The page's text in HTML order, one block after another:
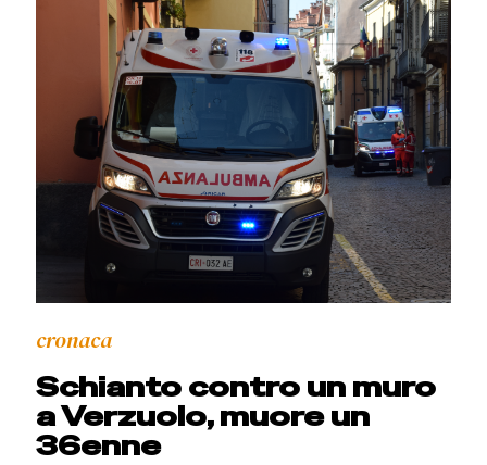
cronaca
Schianto contro un muro
a Verzuolo, muore un
36enne